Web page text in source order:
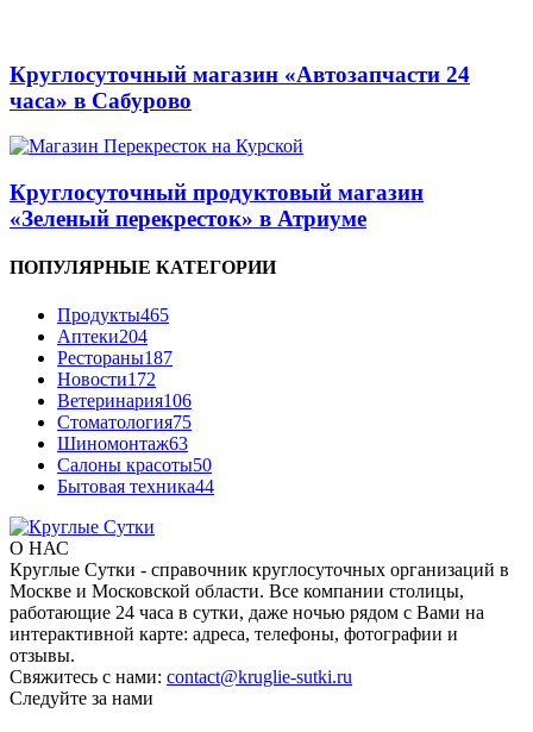
Круглосуточный магазин «Автозапчасти 24
часа» в Сабурово
Круглосуточный продуктовый магазин
«Зеленый перекресток» в Атриуме
ПОПУЛЯРНЫЕ КАТЕГОРИИ
Продукты465
Аптеки204
Рестораны187
Новости172
Ветеринария106
Стоматология75
Шиномонтаж63
Салоны красоты50
Бытовая техника44
О НАС
Круглые Сутки - справочник круглосуточных организаций в
Москве и Московской области. Все компании столицы,
работающие 24 часа в сутки, даже ночью рядом с Вами на
интерактивной карте: адреса, телефоны, фотографии и
отзывы.
Свяжитесь с нами: contact@kruglie-sutki.ru
Следуйте за нами